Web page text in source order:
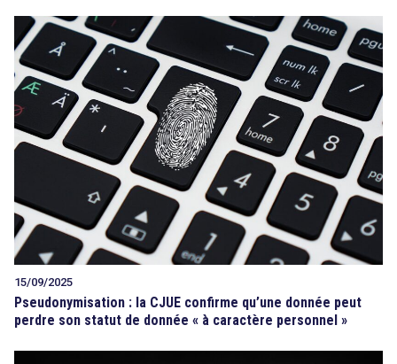
15/09/2025
Pseudonymisation : la CJUE confirme qu’une donnée peut
perdre son statut de donnée « à caractère personnel »
search